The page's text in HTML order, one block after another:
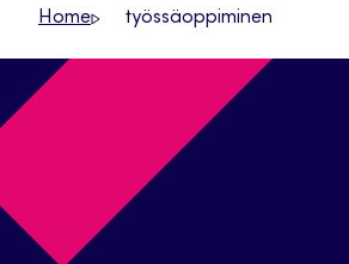
Home työssäoppiminen